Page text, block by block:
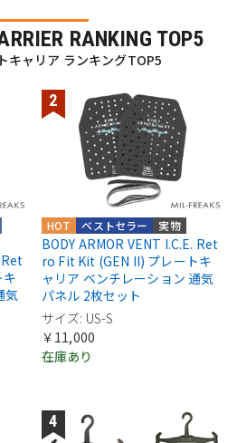
RANKING TOP5
キャリア ランキングTOP5
Ret
気
実物
ベストセラー
HOT
BODY ARMOR VENT I.C.E. Ret
ro Fit Kit (GEN II) プレートキ
ャリア ベンチレーション 通気
パネル 2枚セット
サイズ: US-S
￥11,000
在庫あり